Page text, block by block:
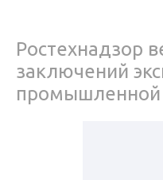
Ростехнадзор
заключений
промышленной